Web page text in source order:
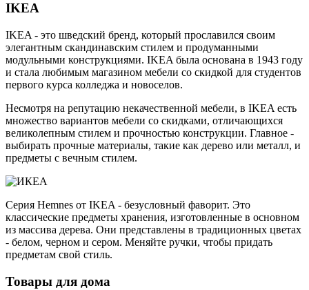
IKEA
IKEA - это шведский бренд, который прославился своим
элегантным скандинавским стилем и продуманными
модульными конструкциями. IKEA была основана в 1943 году
и стала любимым магазином мебели со скидкой для студентов
первого курса колледжа и новоселов.
Несмотря на репутацию некачественной мебели, в IKEA есть
множество вариантов мебели со скидками, отличающихся
великолепным стилем и прочностью конструкции. Главное -
выбирать прочные материалы, такие как дерево или металл, и
предметы с вечным стилем.
Серия Hemnes от IKEA - безусловный фаворит. Это
классические предметы хранения, изготовленные в основном
из массива дерева. Они представлены в традиционных цветах
- белом, черном и сером. Меняйте ручки, чтобы придать
предметам свой стиль.
Товары для дома